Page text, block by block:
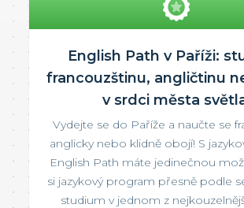
English Path v Paříži:
francouzštinu, angličtinu
v srdci města
Vydejte se do Paříže a naučte se
anglicky nebo klidně obojí! S
English Path máte jedinečnou
si jazykový program přesně podle
studium v jednom z